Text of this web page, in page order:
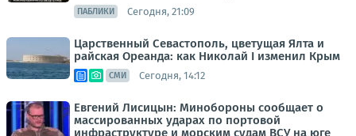
ПАБЛИКИ Сегодня, 21:09
Царственный Севастополь, цветущая Ялта и
райская Ореанда: как Николай I изменил Крым
СМИ Сегодня, 14:12
Евгений Лисицын: Минобороны сообщает о
массированных ударах по портовой
инфраструктуре и морским судам ВСУ на юге